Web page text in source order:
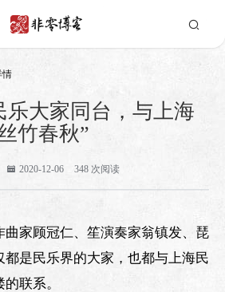
情
乐大家同台，与上海
竹春秋”
2020-12-06 348 次阅读
曲家顾冠仁、笙演奏家翁镇发、琵
都是民乐界的大家，也都与上海民
联系。